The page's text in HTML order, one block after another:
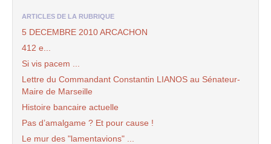
ARTICLES DE LA RUBRIQUE
5 DECEMBRE 2010 ARCACHON
412 e...
Si vis pacem ...
Lettre du Commandant Constantin LIANOS au Sénateur-
Maire de Marseille
Histoire bancaire actuelle
Pas d’amalgame ? Et pour cause !
Le mur des "lamentavions" ...